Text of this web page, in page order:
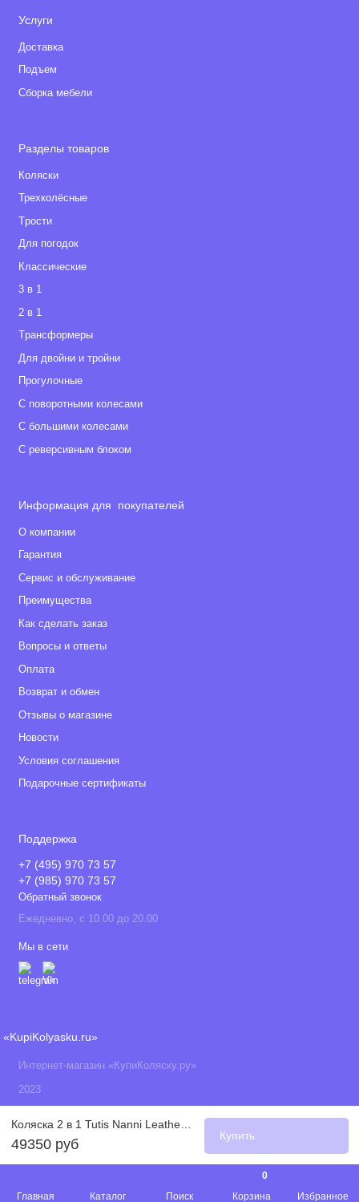
Главная Каталог Поиск Корзина
0
Избранное
Коляска 2 в 1 Tutis Nanni Leather 2022, Фисташка (236)
49350 руб
Купить
Услуги
Доставка
Подъем
Сборка мебели
Разделы товаров
Коляски
Трехколёсные
Tрости
Для погодок
Классические
3 в 1
2 в 1
Tрансформеры
Для двойни и тройни
Прогулочные
С поворотными колесами
С большими колесами
С реверсивным блоком
Информация для покупателей
О компании
Гарантия
Сервис и обслуживание
Преимущества
Как сделать заказ
Вопросы и ответы
Оплата
Возврат и обмен
Отзывы о магазине
Новости
Условия соглашения
Подарочные сертификаты
Поддержка
+7 (495) 970 73 57
+7 (985) 970 73 57
Обратный звонок
Ежедневно, с 10.00 до 20.00
Мы в сети
«KupiKolyasku.ru»
Интернет-магазин «КупиКоляску.ру»
2023